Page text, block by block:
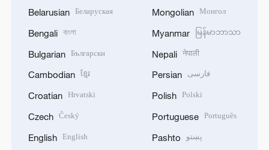
Belarusian Беларуская
Bengali বাংলা
Bulgarian Български
Cambodian ខ្មែរ
Croatian Hrvatski
Czech Český
English English
Mongolian Монгол
Myanmar မြန်မာဘာသာ
Nepali नेपाली
Persian فارسی
Polish Polski
Portuguese Português
Pashto پښتو